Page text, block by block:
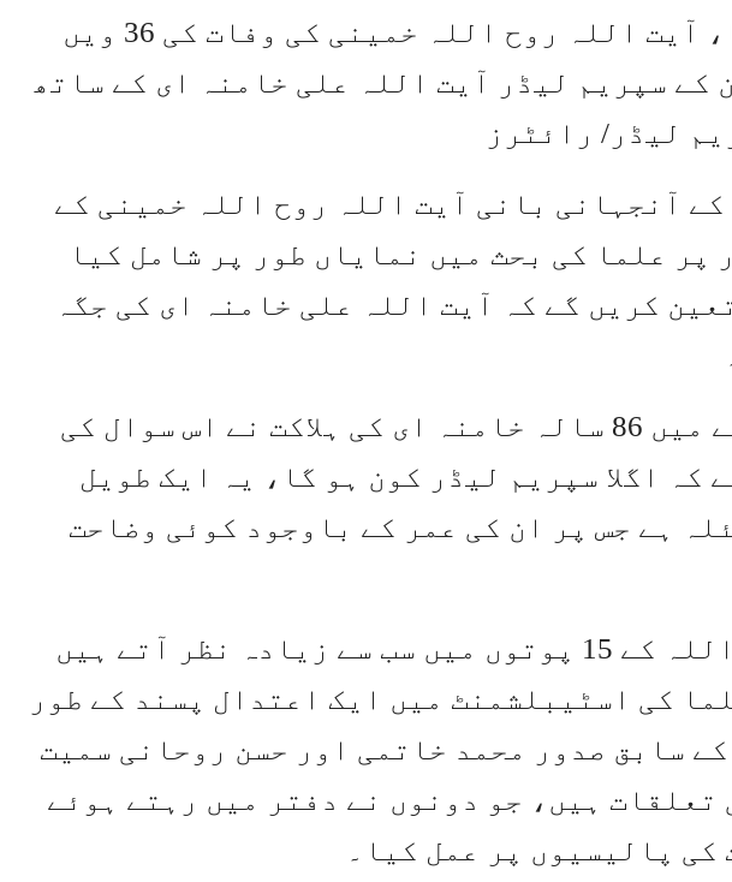
اسلامی انقلاب کے رہنما، آیت اللہ روح اللہ خمینی کی وفات کی 36 ویں
کے سپریم لیڈر آیت اللہ علی خامنہ ای کے ساتھ
لیڈر/ رائٹرز
کے آنجہانی بانی آیت اللہ روح اللہ خمینی کے
پر علما کی بحث میں نمایاں طور پر شامل کیا
کریں گے کہ آیت اللہ علی خامنہ ای کی جگہ
امریکی-اسرائیلی حملے میں 86 سالہ خامنہ ای کی ہلاکت نے اس سوال کی
کہ اگلا سپریم لیڈر کون ہو گا، یہ ایک طویل
ہے جس پر ان کی عمر کے باوجود کوئی وضاحت
حسن خمینی مرحوم آیت اللہ کے 15 پوتوں میں سب سے زیادہ نظر آتے ہیں
کی اسٹیبلشمنٹ میں ایک اعتدال پسند کے طور
سابق صدور محمد خاتمی اور حسن روحانی سمیت
تعلقات ہیں، جو دونوں نے دفتر میں رہتے ہوئے
پالیسیوں پر عمل کیا۔